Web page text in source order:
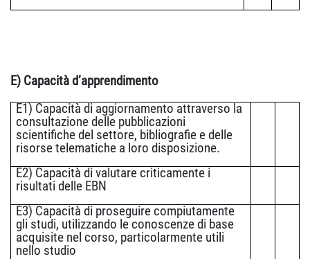
E) Capacità d’apprendimento
E1) Capacità di aggiornamento attraverso la
consultazione delle pubblicazioni
scientifiche del settore, bibliografie e delle
risorse telematiche a loro disposizione.
E2) Capacità di valutare criticamente i
risultati delle EBN
E3) Capacità di proseguire compiutamente
gli studi, utilizzando le conoscenze di base
acquisite nel corso, particolarmente utili
nello studio